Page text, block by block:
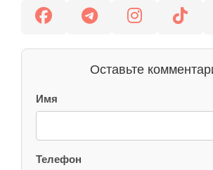
Оставьте
Имя
Телефон